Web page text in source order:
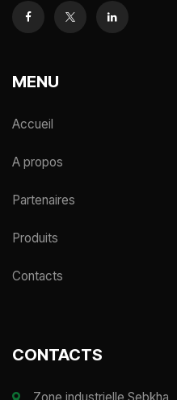
MENU
Accueil
A propos
Partenaires
Produits
Contacts
CONTACTS